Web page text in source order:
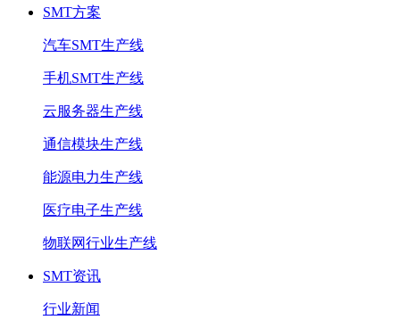
SMT方案
汽车SMT生产线
手机SMT生产线
云服务器生产线
通信模块生产线
能源电力生产线
医疗电子生产线
物联网行业生产线
SMT资讯
行业新闻